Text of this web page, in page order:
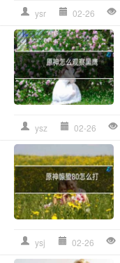
ysr 02-26
ysz 02-26
ysj 02-26